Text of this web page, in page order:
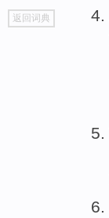
go
top
返回词典